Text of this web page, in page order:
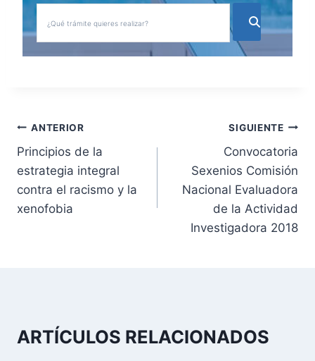
N
a
v
e
i
ANTERIOR
Principios de la
estrategia integral
contra el racismo y la
xenofobia
SIGUIENTE
Convocatoria
Sexenios Comisión
Nacional Evaluadora
de la Actividad
Investigadora 2018
ARTÍCULOS RELACIONADOS